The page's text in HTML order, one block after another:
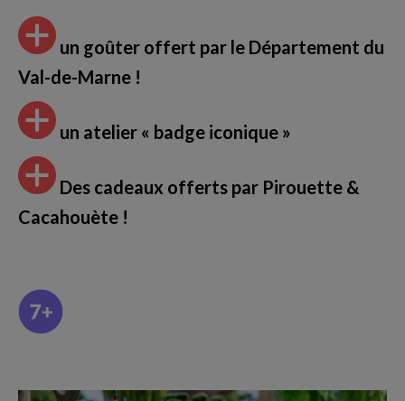
un goûter offert par le Département du
Val-de-Marne !
un atelier « badge iconique »
Des cadeaux offerts par Pirouette &
Cacahouète !